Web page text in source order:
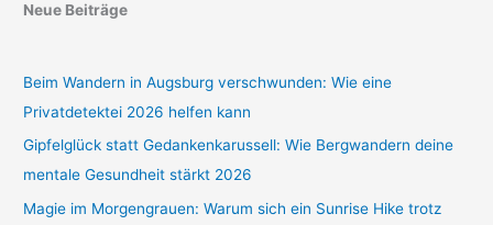
Neue Beiträge
Beim Wandern in Augsburg verschwunden: Wie eine
Privatdetektei 2026 helfen kann
Gipfelglück statt Gedankenkarussell: Wie Bergwandern deine
mentale Gesundheit stärkt 2026
Magie im Morgengrauen: Warum sich ein Sunrise Hike trotz